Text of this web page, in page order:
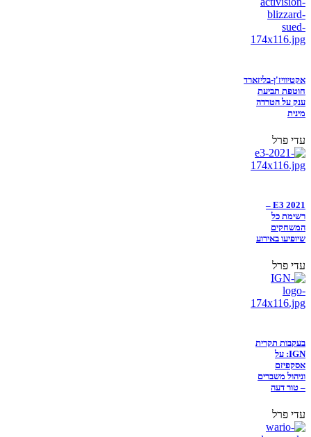
אקטיוויז'ן-בליזארד
חוטפת תביעת
ענק על הטרדה
מינית
עדי פרל
E3 2021 –
רשימת כל
המשחקים
שיופיעו באירוע
עדי פרל
בעקבות תקרית
IGN: על
אסקפיזם
וניהול משברים
– טור דעה
עדי פרל